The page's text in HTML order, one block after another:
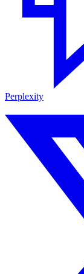
Perplexity